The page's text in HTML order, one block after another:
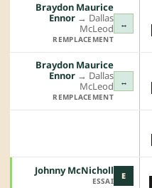
↔
Braydon Maurice
Ennor →︎ Dallas
McLeod
REMPLACEMENT
↔
Braydon Maurice
Ennor →︎ Dallas
McLeod
REMPLACEMENT
E
Johnny McNicholl
ESSAI